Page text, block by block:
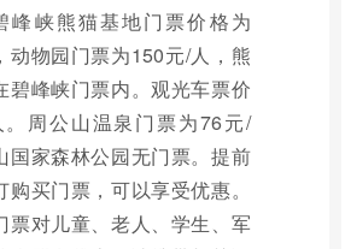
峰峡熊猫基地门票价格为
动物园门票为150元/人，熊
碧峰峡门票内。观光车票价
周公山温泉门票为76元/
国家森林公园无门票。提前
购买门票，可以享受优惠。
票对儿童、老人、学生、军